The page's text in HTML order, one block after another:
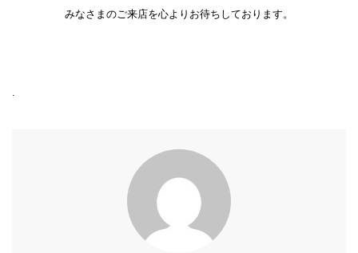
みなさまのご来店を心よりお待ちしております。